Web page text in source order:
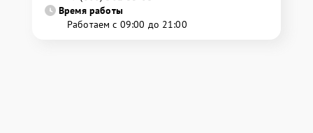
Время работы
Работаем с 09:00 до 21:00